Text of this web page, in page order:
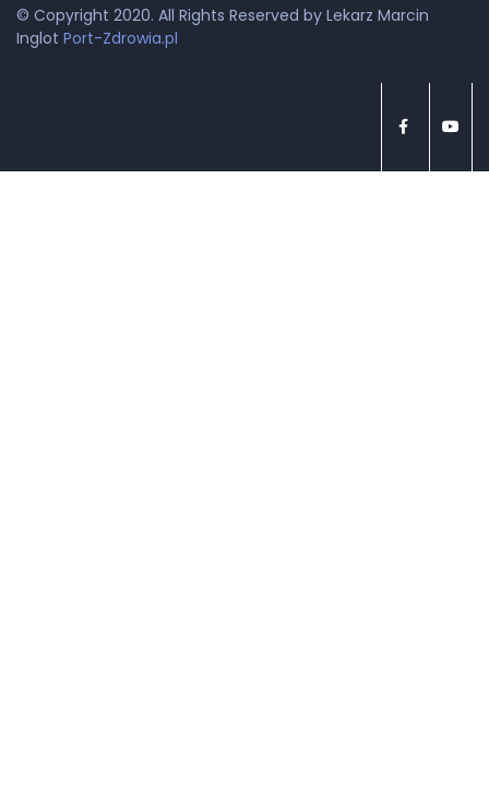
© Copyright 2020. All Rights Reserved by Lekarz Marcin
Inglot Port-Zdrowia.pl